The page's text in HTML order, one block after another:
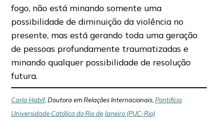
fogo, não está minando somente uma
possibilidade de diminuição da violência no
presente, mas está gerando toda uma geração
de pessoas profundamente traumatizadas e
minando qualquer possibilidade de resolução
futura.
Carla Habif, Doutora em Relações Internacionais, Pontifícia
Universidade Católica do Rio de Janeiro (PUC-Rio)